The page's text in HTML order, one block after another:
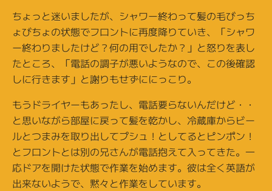
ちょっと迷いましたが、シャワー終わって髪の毛びっち
ょびちょの状態でフロントに再度降りていき、「シャワ
ー終わりましたけど？何の用でしたか？」と怒りを表し
たところ、「電話の調子が悪いようなので、この後確認
しに行きます」と謝りもせずににっこり。
もうドライヤーもあったし、電話要らないんだけど・・
と思いながら部屋に戻って髪を乾かし、冷蔵庫からビー
ルとつまみを取り出してプシュ！としてるとピンポン！
とフロントとは別の兄さんが電話抱えて入ってきた。一
応ドアを開けた状態で作業を始めます。彼は全く英語が
出来ないようで、黙々と作業をしています。